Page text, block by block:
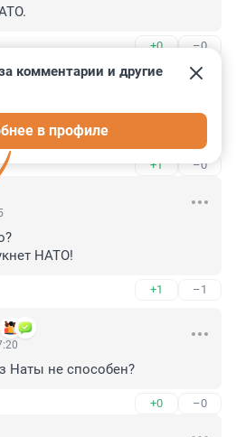
+0 –0
Гринпис .у них и яхты .и
.
+1 –0
комментарии и другие
в профиле
НАТО!
+1 –1
Наты не способен?
+0 –0